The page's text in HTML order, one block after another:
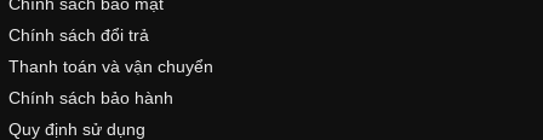
Chính sách bảo mật
Chính sách đổi trả
Thanh toán và vận chuyển
Chính sách bảo hành
Quy định sử dụng